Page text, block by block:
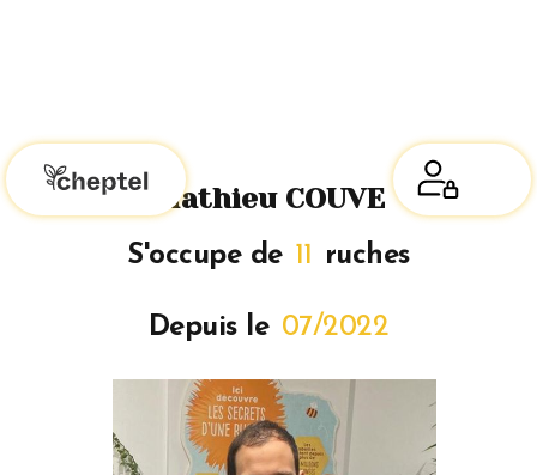
Mathieu COUVE
S'occupe de 11 ruches
Depuis le 07/2022